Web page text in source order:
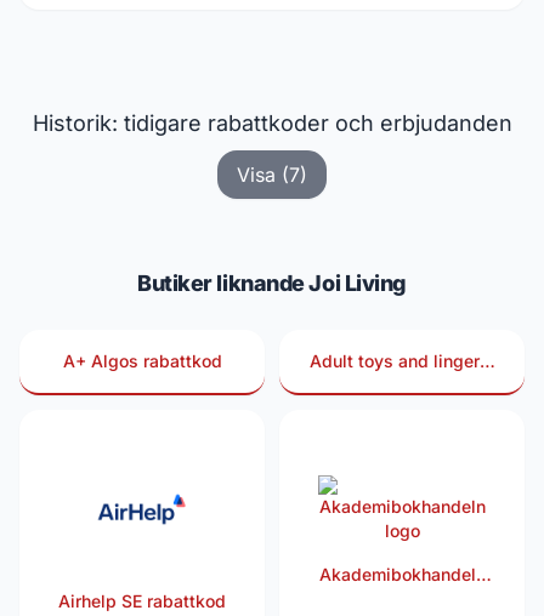
Historik: tidigare rabattkoder och erbjudanden
Visa (7)
Butiker liknande Joi Living
A+ Algos rabattkod
Adult toys and lingerie
Airhelp SE rabattkod
Akademibokhandeln